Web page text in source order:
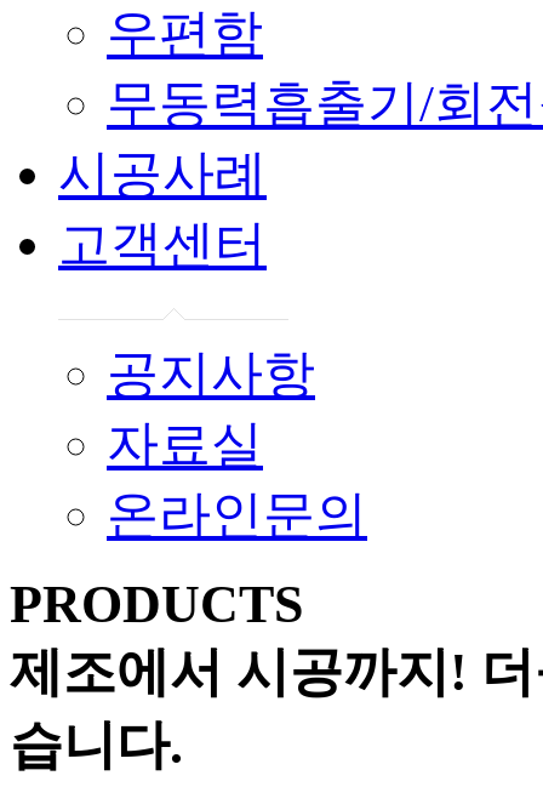
우편함
무동력흡출기/회
시공사례
고객센터
공지사항
자료실
온라인문의
PRODUCTS
제조에서 시공까지!
습니다.